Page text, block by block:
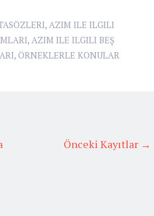
, AZIM ILE ILGILI
, AZIM ILE ILGILI BEŞ
, ÖRNEKLERLE KONULAR
Önceki Kayıtlar →